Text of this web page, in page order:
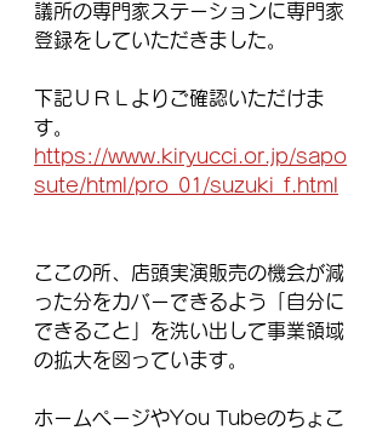
議所の専門家ステーションに専門家
登録をしていただきました。
下記ＵＲＬよりご確認いただけま
す。
https://www.kiryucci.or.jp/sapo
sute/html/pro_01/suzuki_f.html
ここの所、店頭実演販売の機会が減
った分をカバーできるよう「自分に
できること」を洗い出して事業領域
の拡大を図っています。
ホームページやYou Tubeのちょこ